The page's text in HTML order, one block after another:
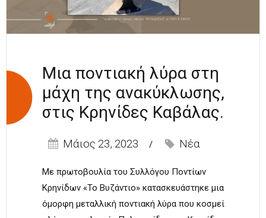
Μια ποντιακή λύρα στη
μάχη της ανακύκλωσης,
στις Κρηνίδες Καβάλας.
Μάιος 23, 2023 Νέα
Με πρωτοβουλία του Συλλόγου Ποντίων
Κρηνίδων «Το Βυζάντιο» κατασκευάστηκε μια
όμορφη μεταλλική ποντιακή λύρα που κοσμεί